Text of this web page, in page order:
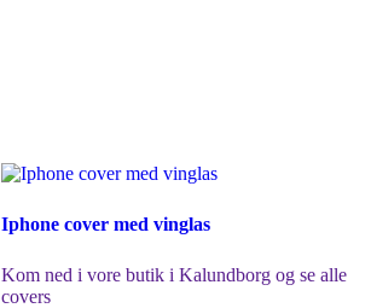
Iphone cover med vinglas
Kom ned i vore butik i Kalundborg og se alle
covers